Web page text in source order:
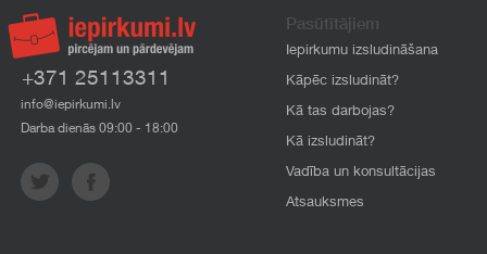
+371 25113311
info@iepirkumi.lv
Darba dienās 09:00 - 18:00
Pasūtītājiem
Iepirkumu izsludināšana
Kāpēc izsludināt?
Kā tas darbojas?
Kā izsludināt?
Vadība un konsultācijas
Atsauksmes